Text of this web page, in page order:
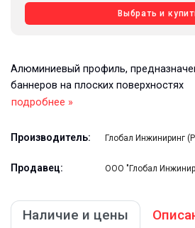
Выбрать и
Алюминиевый профиль,
баннеров на плоских поверхностях
подробнее »
Производитель: Глобал Инжиниринг
Продавец: ООО "Глобал
Наличие и цены